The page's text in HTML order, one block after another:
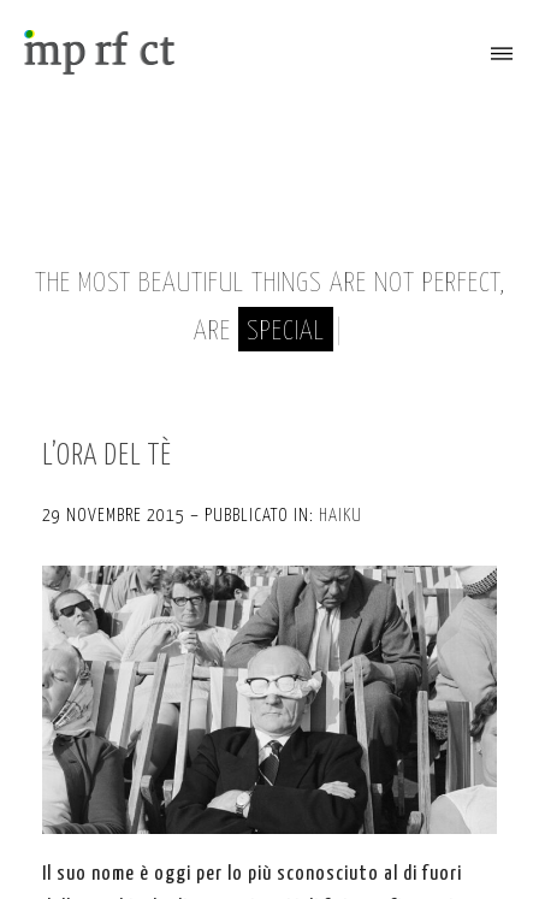
Attiva/Disattiva il menù
THE MOST BEAUTIFUL THINGS ARE NOT PERFECT,
ARE
SPECIAL
L’ORA DEL TÈ
29 NOVEMBRE 2015 – PUBBLICATO IN: HAIKU
Il suo nome è oggi per lo più sconosciuto al di fuori